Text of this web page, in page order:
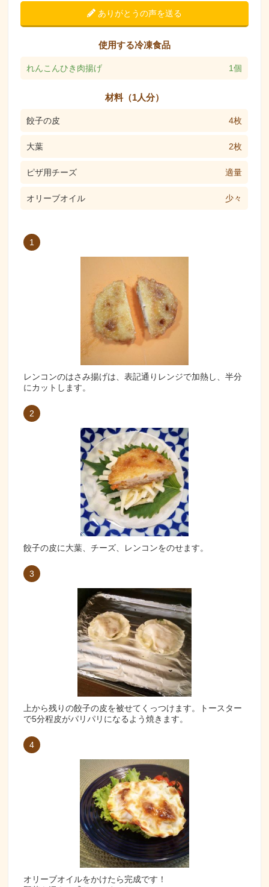
ありがとうの声を送る
使用する冷凍食品
れんこんひき肉揚げ 1個
材料（1人分）
餃子の皮 4枚
大葉 2枚
ピザ用チーズ 適量
オリーブオイル 少々
1
レンコンのはさみ揚げは、表記通りレンジで加熱し、半分
にカットします。
2
餃子の皮に大葉、チーズ、レンコンをのせます。
3
上から残りの餃子の皮を被せてくっつけます。トースター
で5分程皮がパリパリになるよう焼きます。
4
オリーブオイルをかけたら完成です！